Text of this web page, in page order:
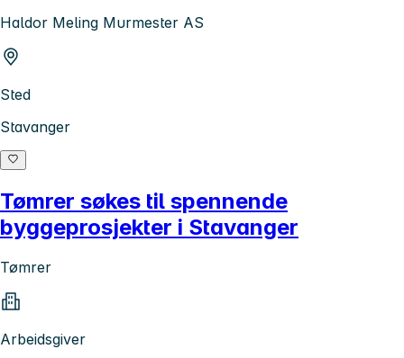
Haldor Meling Murmester AS
Sted
Stavanger
Tømrer søkes til spennende
byggeprosjekter i Stavanger
Tømrer
Arbeidsgiver